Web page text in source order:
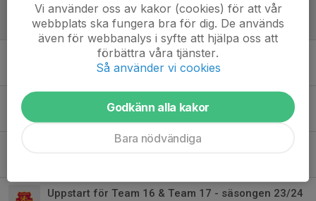
Poolspel Diö 27/10
23 okt 2024 0
Kalender uppdaterad tom V44
24 sep 2024 0
Flyttad träning V42
Poolspel i Växjö för Team 16
Uppstart för Team 16 & Team 17 - säsongen 23/24
Vi använder oss av kakor (cookies) för att vår
webbplats ska fungera bra för dig. De används
även för webbanalys i syfte att hjälpa oss att
förbättra våra tjänster.
Så använder vi cookies
Godkänn alla kakor
Bara nödvändiga